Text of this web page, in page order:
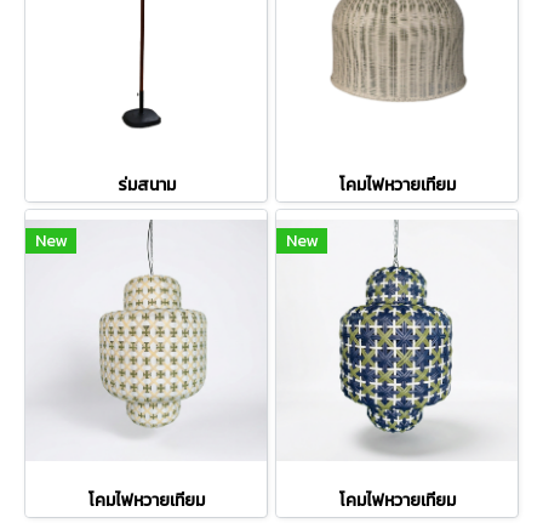
ร่มสนาม โคมไฟหวายเทียม
New
โคมไฟหวายเทียม
New
โคมไฟหวายเทียม